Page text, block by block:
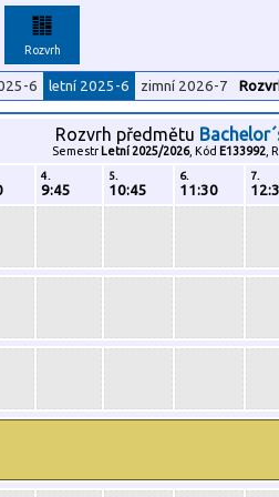
Rozvrh
6 letní 2025-6 zimní 2026-7
Rozvrh předmětu
Semestr Letní 2025/2026, Kód E133992,
4.
9:45
5.
10:45
6.
11:30
7.